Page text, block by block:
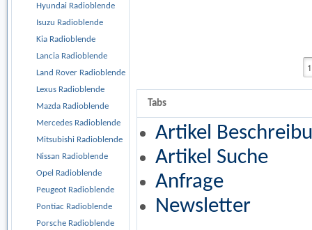
Hyundai Radioblende
Isuzu Radioblende
Kia Radioblende
Lancia Radioblende
Land Rover Radioblende
Lexus Radioblende
Mazda Radioblende
Mercedes Radioblende
Mitsubishi Radioblende
Nissan Radioblende
Opel Radioblende
Peugeot Radioblende
Pontiac Radioblende
Porsche Radioblende
Tabs
Artikel
Artikel Suche
Anfrage
Newsletter